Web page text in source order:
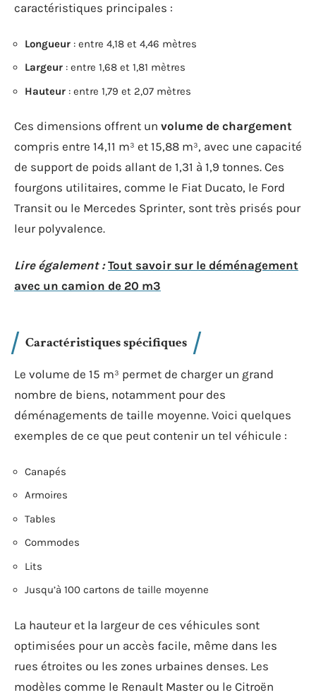
caractéristiques principales :
Longueur : entre 4,18 et 4,46 mètres
Largeur : entre 1,68 et 1,81 mètres
Hauteur : entre 1,79 et 2,07 mètres
Ces dimensions offrent un volume de chargement
compris entre 14,11 m³ et 15,88 m³, avec une capacité
de support de poids allant de 1,31 à 1,9 tonnes. Ces
fourgons utilitaires, comme le Fiat Ducato, le Ford
Transit ou le Mercedes Sprinter, sont très prisés pour
leur polyvalence.
Lire également : Tout savoir sur le déménagement
avec un camion de 20 m3
Caractéristiques spécifiques
Le volume de 15 m³ permet de charger un grand
nombre de biens, notamment pour des
déménagements de taille moyenne. Voici quelques
exemples de ce que peut contenir un tel véhicule :
Canapés
Armoires
Tables
Commodes
Lits
Jusqu’à 100 cartons de taille moyenne
La hauteur et la largeur de ces véhicules sont
optimisées pour un accès facile, même dans les
rues étroites ou les zones urbaines denses. Les
modèles comme le Renault Master ou le Citroën